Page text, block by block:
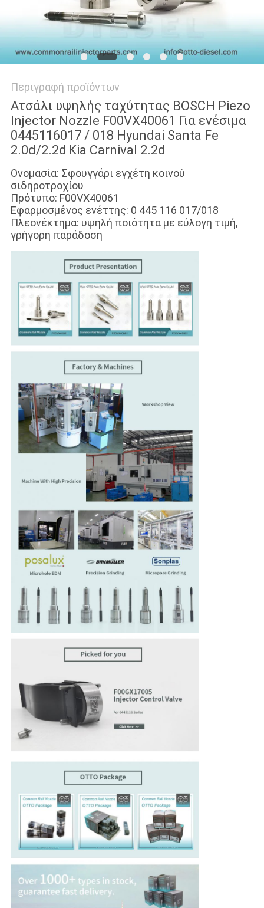
Περιγραφή προϊόντων
Ατσάλι υψηλής ταχύτητας BOSCH Piezo
Injector Nozzle F00VX40061 Για ενέσιμα
0445116017 / 018 Hyundai Santa Fe
2.0d/2.2d Kia Carnival 2.2d
Ονομασία: Σφουγγάρι εγχέτη κοινού
σιδηροτροχίου
Πρότυπο: F00VX40061
Εφαρμοσμένος ενέττης: 0 445 116 017/018
Πλεονέκτημα: υψηλή ποιότητα με εύλογη τιμή,
γρήγορη παράδοση